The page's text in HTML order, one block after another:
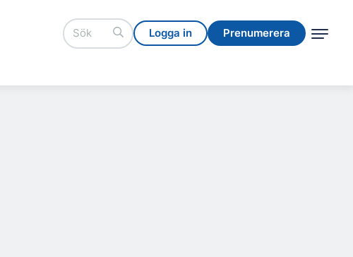
Logga in Prenumerera
Logga in Prenumerera